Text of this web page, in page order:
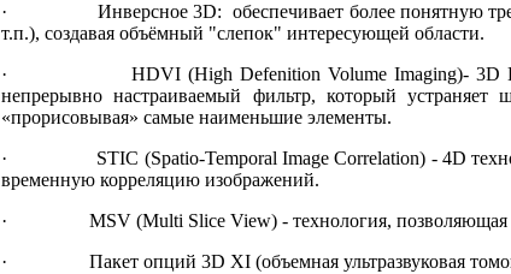
· Инверсное 3D: обеспечивает более понятную
т.п.), создавая объёмный "слепок" интересующей области.
· HDVI (High Defenition Volume Imaging)- 3D HD или
непрерывно настраиваемый фильтр, который
«прорисовывая» самые наименьшие элементы.
· STIC (Spatio-Temporal Image Correlation) - 4D
временную корреляцию изображений.
· MSV (Multi Slice View) - технология, позволяющая
· Пакет опций 3D XI (объемная ультразвуковая